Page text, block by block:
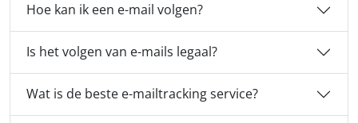
Hoe kan ik een e-mail volgen?
Is het volgen van e-mails legaal?
Wat is de beste e-mailtracking service?